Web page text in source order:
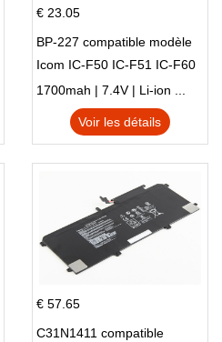
€ 23.05
BP-227 compatible modèle
Icom IC-F50 IC-F51 IC-F60
IC-F61 IC-M87
1700mah | 7.4V | Li-ion ...
Voir les détails
€ 57.65
C31N1411 compatible